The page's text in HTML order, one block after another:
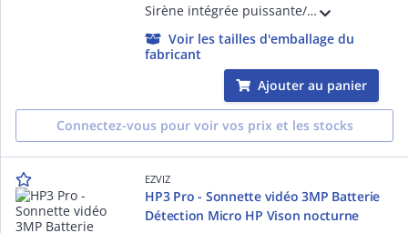
Sirène intégrée puissante/Prise en charge du Wi-Fi 2,4 Ghz/renforçant le signal Wi-Fi/20 sonneries de notification & Volume réglable & Option de mise en sourdine/Antennes doubles/Conçu pour les sonnettes vidéo sur batterie d'EZVIZ
Voir les tailles d'emballage du
fabricant
Ajouter au panier
Connectez-vous pour voir vos prix et les stocks
EZVIZ
HP3 Pro - Sonnette vidéo 3MP Batterie
Détection Micro HP Vison nocturne